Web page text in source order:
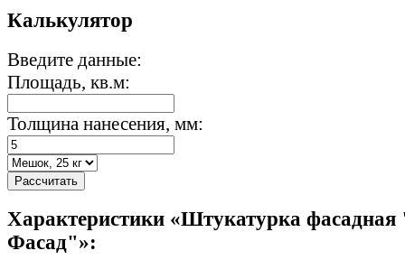
Калькулятор
Введите данные:
Площадь, кв.м:
Толщина нанесения, мм:
Рассчитать
Характеристики «Штукатурка
Фасад"»: